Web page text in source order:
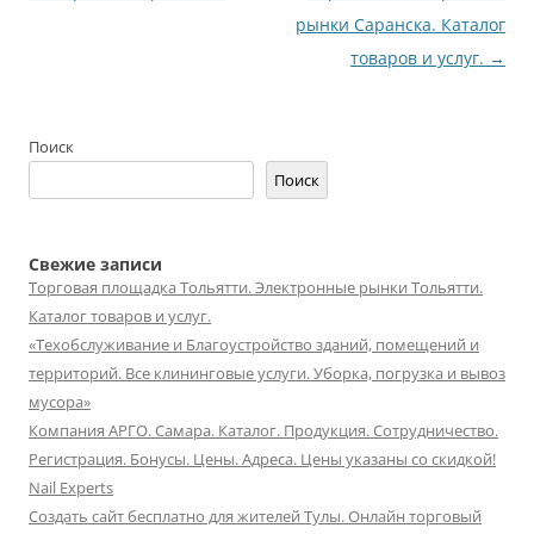
рынки Саранска. Каталог
товаров и услуг. →
Поиск
Поиск
Свежие записи
Торговая площадка Тольятти. Электронные рынки Тольятти.
Каталог товаров и услуг.
«Техобслуживание и Благоустройство зданий, помещений и
территорий. Все клининговые услуги. Уборка, погрузка и вывоз
мусора»
Компания АРГО. Самара. Каталог. Продукция. Сотрудничество.
Регистрация. Бонусы. Цены. Адреса. Цены указаны со скидкой!
Nail Experts
Создать сайт бесплатно для жителей Тулы. Онлайн торговый